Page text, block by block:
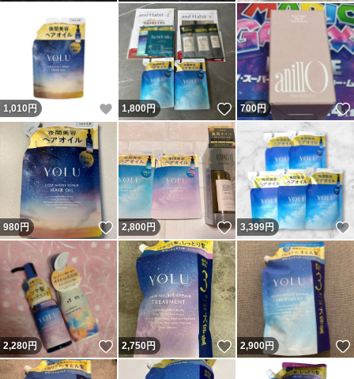
1,010 円 いいね！
1,800円 いいね！
700円
980円 いいね！
2,800円 いいね！
3,399円
2,280円 いいね！
2,750円 いいね！
2,900円